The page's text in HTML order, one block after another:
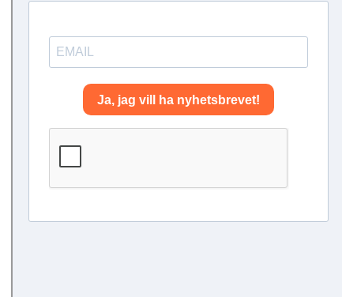
Med lång erfarenhet av